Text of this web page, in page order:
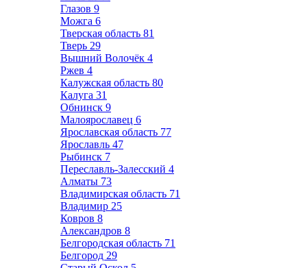
Глазов 9
Можга 6
Тверская область 81
Тверь 29
Вышний Волочёк 4
Ржев 4
Калужская область 80
Калуга 31
Обнинск 9
Малоярославец 6
Ярославская область 77
Ярославль 47
Рыбинск 7
Переславль-Залесский 4
Алматы 73
Владимирская область 71
Владимир 25
Ковров 8
Александров 8
Белгородская область 71
Белгород 29